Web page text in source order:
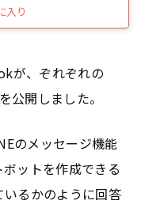
入り
が、ぞれぞれの
公開しました。
のメッセージ機能
ットを作成できる
るかのように回答